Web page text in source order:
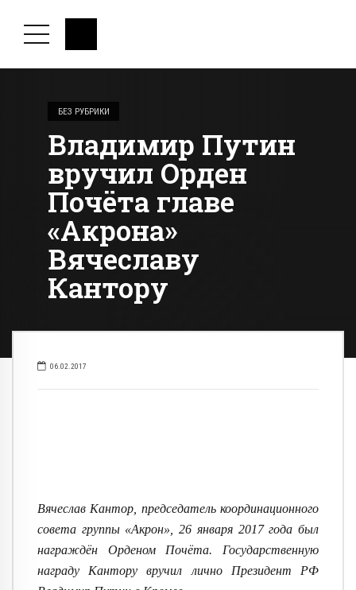
БЕЗ РУБРИКИ
Владимир Путин
вручил Орден
Почёта главе
«Акрона»
Вячеславу
Кантору
06.02.2017
Вячеслав Кантор, председатель координационного
совета группы «Акрон», 26 января 2017 года был
награждён Орденом Почёта. Государственную
награду Кантору вручил лично Президент РФ